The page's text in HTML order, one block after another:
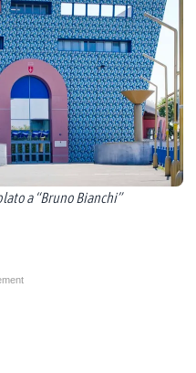
a “Bruno Bianchi”